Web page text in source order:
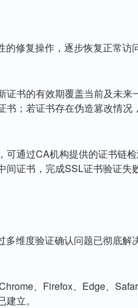
修复操作，逐步恢复正常访问
书的有效期覆盖当前及未
；若证书存在伪造篡改情况
通过CA机构提供的证书链
证书，完成SSL证书验证失
维度验证确认问题已彻底解决
、Firefox、Edge、
立。